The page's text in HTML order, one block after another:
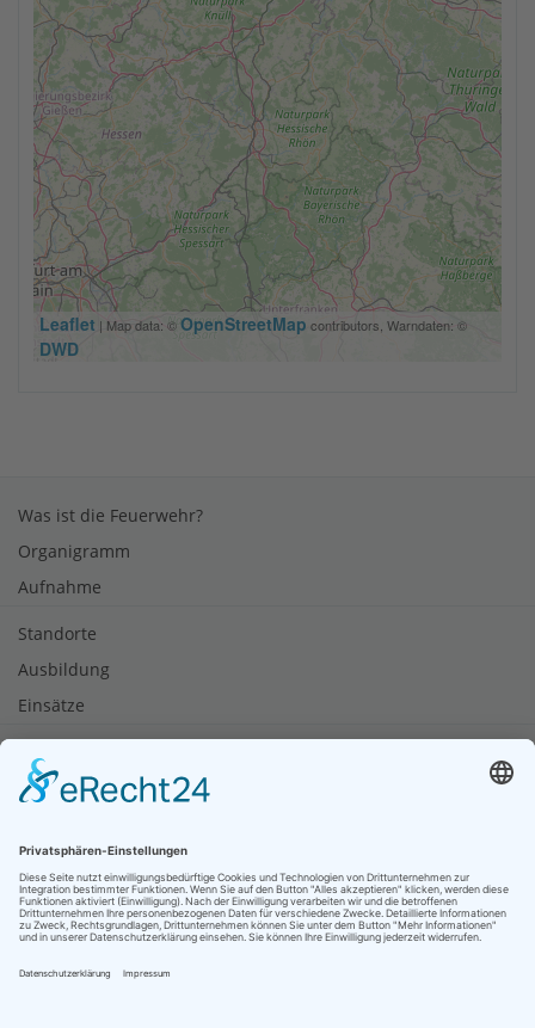
Leaflet | Map data: ©OpenStreetMap contributors, Warndaten: ©
DWD
Was ist die Feuerwehr?
Organigramm
Aufnahme
Standorte
Ausbildung
Einsätze
Brandschutztipps
Soziale Netzwerke